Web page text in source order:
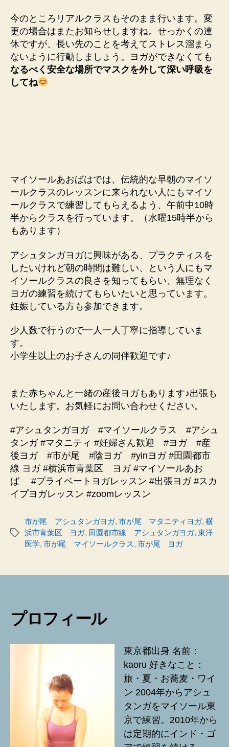
今のところリアルクラスもそのまま行います。変
更の場合はまたお知らせしますね。せっかくの連
休ですが、長い先のことを考えてストレス溜まら
ないように行動しましょう。ヨガができなくても
なるべく安全な場所でマスクを外して深い呼吸を
してね
マイソールあおばはでは、伝統的な早朝のマイソ
ールクラスのレッスンに来られない人にもマイソ
ールクラスで練習してもらえるよう、午前中10時
半からクラスを行っています。（水曜15時半から
もあります）
アシュタンガヨガに興味がある、プラクティスを
したいけれど朝の時間は難しい、という人にもマ
イソールクラスの良さを知ってもらい、無理なく
ヨガの練習を続けてもらいたいと思っています。
妊娠している方も参加できます。
少人数で行うので一人一人丁寧に指導していま
す。
小学生以上のお子さんの同伴歓迎です♪
また赤ちゃんと一緒の産後ヨガもあります♪出張も
いたします。お気軽にお問い合わせください。
#アシュタンガヨガ #マイソールクラス #アシュ
タンガ #マタニティ #妊婦さん歓迎 #ヨガ #産
後ヨガ #市が尾 #陰ヨガ #yinヨガ #田園都市
線 ヨガ #横浜市青葉区 ヨガ #マイソールあお
ば #プライベートヨガレッスン #出張ヨガ #スカ
イプヨガレッスン #zoomレッスン
タ
市が尾 アシュタンガヨガ,市が尾 マタニティヨガ,横
浜市青葉区 ヨガ, 田園都市線 アシュタンガヨガ,東洋
医学, 市が尾 マイソールクラス,市が尾 ヨガ
プロフィール
東京都出身 名前：
kaoru 好きなこと：
旅・夏・お蕎麦・ワイ
ン 2004年からアシュ
タンガをマイソール東
京で練習。2010年から
は定期的にインド・ゴ